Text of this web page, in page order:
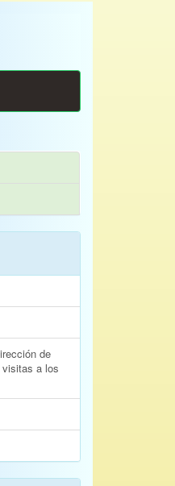
de
a los